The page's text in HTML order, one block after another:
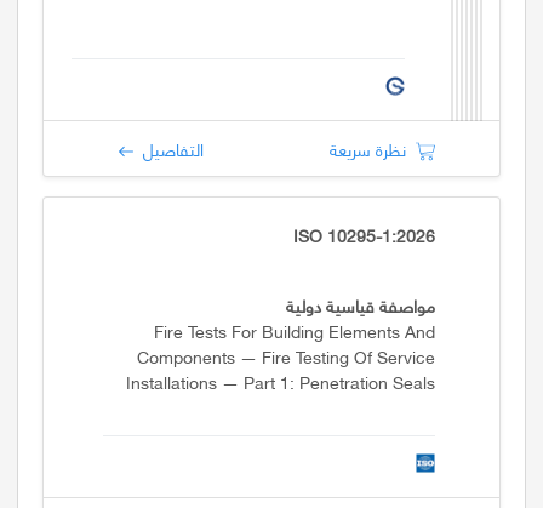
نظرة سريعة التفاصيل
ISO 10295-1:2026
مواصفة قياسية دولية
Fire Tests For Building Elements And
Components — Fire Testing Of Service
Installations — Part 1: Penetration Seals